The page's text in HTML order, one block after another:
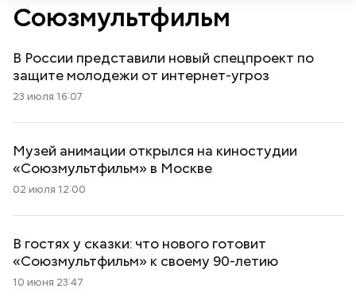
Союзмультфильм
В России представили новый спецпроект по
защите молодежи от интернет-угроз
23 июля 16:07
Музей анимации открылся на киностудии
«Союзмультфильм» в Москве
02 июля 12:00
В гостях у сказки: что нового готовит
«Союзмультфильм» к своему 90-летию
10 июня 23:47